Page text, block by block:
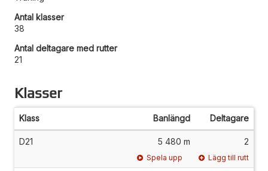
Antal klasser
38
Antal deltagare med rutter
21
Klasser
Klass Banlängd Deltagare
D21 5 480 m 2
Spela upp Lägg till rutt